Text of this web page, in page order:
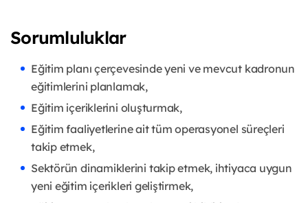
Sorumluluklar
Eğitim planı çerçevesinde yeni ve mevcut kadronun
eğitimlerini planlamak,
Eğitim içeriklerini oluşturmak,
Eğitim faaliyetlerine ait tüm operasyonel süreçleri
takip etmek,
Sektörün dinamiklerini takip etmek, ihtiyaca uygun
yeni eğitim içerikleri geliştirmek,